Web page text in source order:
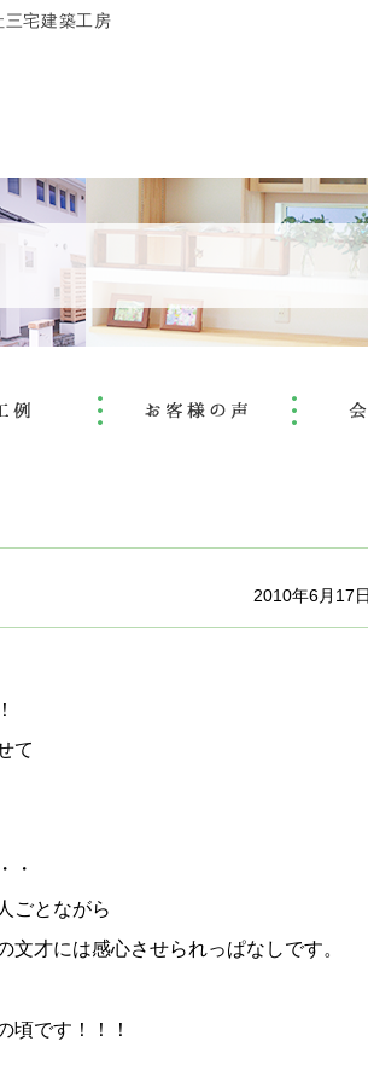
三宅建築工房
2010年6月17
て
・
ごとながら
才には感心させられっぱなしです。
頃です！！！